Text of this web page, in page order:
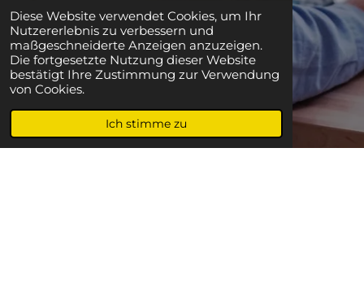
Diese Website verwendet Cookies, um Ihr
Nutzererlebnis zu verbessern und
maßgeschneiderte Anzeigen anzuzeigen.
Die fortgesetzte Nutzung dieser Website
bestätigt Ihre Zustimmung zur Verwendung
von Cookies.
Ich stimme zu